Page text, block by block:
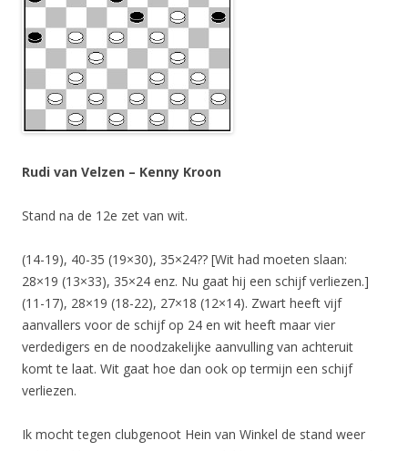
Rudi van Velzen – Kenny Kroon
Stand na de 12e zet van wit.
(14-19), 40-35 (19×30), 35×24?? [Wit had moeten slaan:
28×19 (13×33), 35×24 enz. Nu gaat hij een schijf verliezen.]
(11-17), 28×19 (18-22), 27×18 (12×14). Zwart heeft vijf
aanvallers voor de schijf op 24 en wit heeft maar vier
verdedigers en de noodzakelijke aanvulling van achteruit
komt te laat. Wit gaat hoe dan ook op termijn een schijf
verliezen.
Ik mocht tegen clubgenoot Hein van Winkel de stand weer